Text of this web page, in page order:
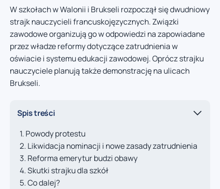
W szkołach w Walonii i Brukseli rozpoczął się dwudniowy
strajk nauczycieli francuskojęzycznych. Związki
zawodowe organizują go w odpowiedzi na zapowiadane
przez władze reformy dotyczące zatrudnienia w
oświacie i systemu edukacji zawodowej. Oprócz strajku
nauczyciele planują także demonstrację na ulicach
Brukseli.
Spis treści
Powody protestu
Likwidacja nominacji i nowe zasady zatrudnienia
Reforma emerytur budzi obawy
Skutki strajku dla szkół
Co dalej?